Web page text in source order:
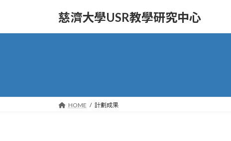
content
Navigation
慈濟大學USR教學研究中心
HOME 計劃成果